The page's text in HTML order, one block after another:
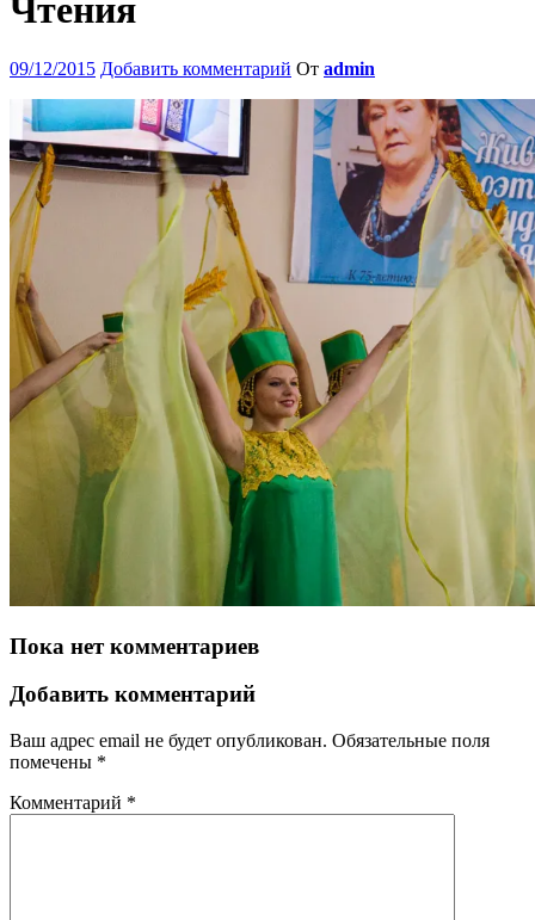
Чтения
09/12/2015 Добавить комментарий От admin
Пока нет комментариев
Добавить комментарий
Ваш адрес email не будет опубликован. Обязательные поля
помечены *
Комментарий *